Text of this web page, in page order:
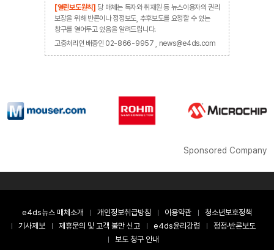
[열린보도원칙] 당 매체는 독자와 취재원 등 뉴스이용자의 권리
보장을 위해 반론이나 정정보도, 추후보도를 요청할 수 있는
창구를 열어두고 있음을 알려드립니다.
고충처리인 배종인 02-866-9957 , news@e4ds.com
Sponsored Company
e4ds뉴스 매체소개 개인정보취급방침 이용약관
청소년보호정책
기사제보
제휴문의 및 고객 불만 신고 e4ds윤리강령
정정·반론보도
보도 청구 안내